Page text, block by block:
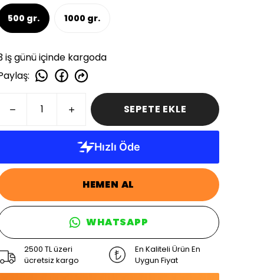
500 gr. 1000 gr.
iş günü içinde kargoda
:
SEPETE EKLE
HEMEN AL
WHATSAPP
2500 TL üzeri
ücretsiz kargo
En Kaliteli Ürün En
Uygun Fiyat